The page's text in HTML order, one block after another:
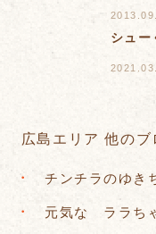
シュー
広島エリア 他のブ
チンチラのゆき
元気な ララち